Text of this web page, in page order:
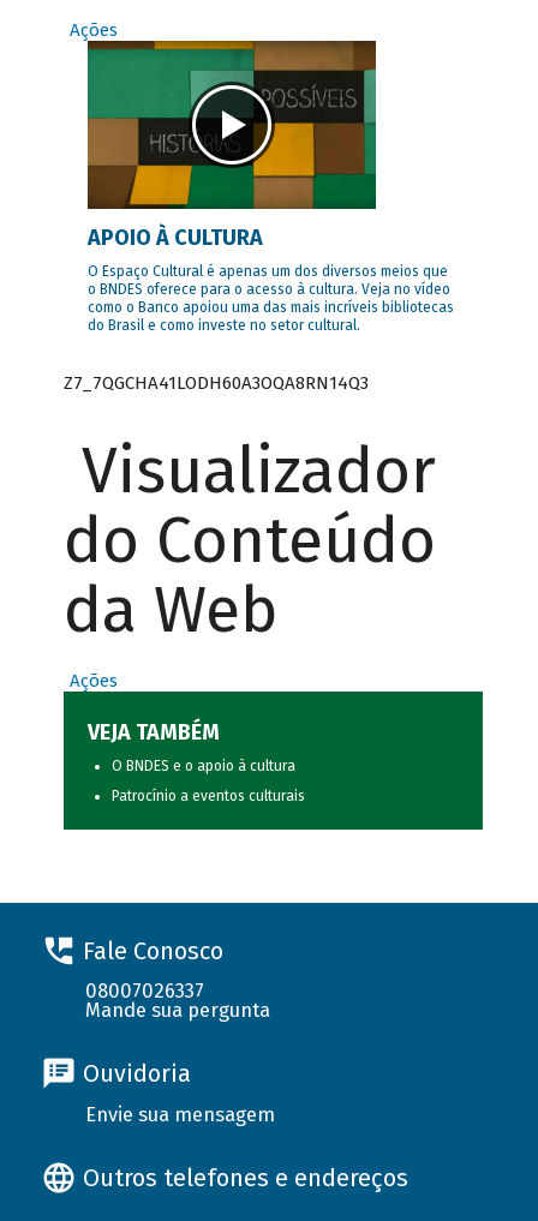
Ações
APOIO À CULTURA
O Espaço Cultural é apenas um dos diversos meios que
o BNDES oferece para o acesso à cultura. Veja no vídeo
como o Banco apoiou uma das mais incríveis bibliotecas
do Brasil e como investe no setor cultural.
Z7_7QGCHA41LODH60A3OQA8RN14Q3
Visualizador
do Conteúdo
da Web
Ações
VEJA TAMBÉM
O BNDES e o apoio à cultura
Patrocínio a eventos culturais
Fale Conosco
08007026337
Mande sua pergunta
Ouvidoria
Envie sua mensagem
Outros telefones e endereços